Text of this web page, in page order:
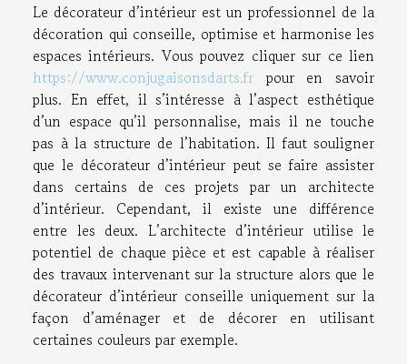
Le décorateur d’intérieur est un professionnel de la
décoration qui conseille, optimise et harmonise les
espaces intérieurs. Vous pouvez cliquer sur ce lien
https://www.conjugaisonsdarts.fr pour en savoir
plus. En effet, il s’intéresse à l’aspect esthétique
d’un espace qu’il personnalise, mais il ne touche
pas à la structure de l’habitation. Il faut souligner
que le décorateur d’intérieur peut se faire assister
dans certains de ces projets par un architecte
d’intérieur. Cependant, il existe une différence
entre les deux. L’architecte d’intérieur utilise le
potentiel de chaque pièce et est capable à réaliser
des travaux intervenant sur la structure alors que le
décorateur d’intérieur conseille uniquement sur la
façon d’aménager et de décorer en utilisant
certaines couleurs par exemple.